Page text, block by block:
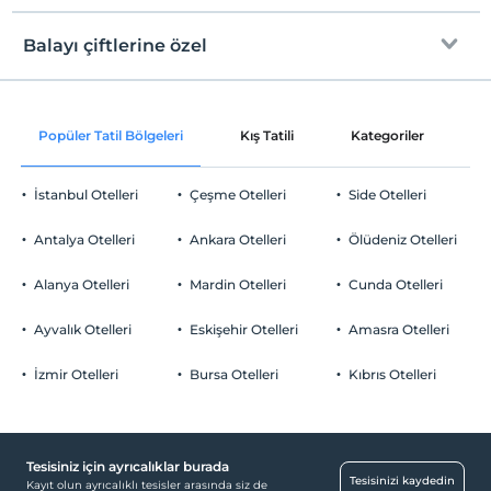
Çocuklar
2 yaşına kadar olan bebekler ücretsizdir.
Ücretsiz Wi-fi
Otopark (Tesis bünyesinde)
Transfer servisi (ücretli)
Engelli
Check/in
En erken saat 14:00 ve sonrası
Check/out
Evcil Hayvan
Sigara
Çocuklar
Her bir oda için 6 yaşına kadar 1 çocuk ücretsizdir
Balayı çiftlerine özel
Oda süslemesi
Popüler Tatil Bölgeleri Kış Tatili Kategoriler
İstanbul Otelleri
Antalya Otelleri
Alanya Otelleri
Ayvalık Otelleri
İzmir Otelleri
Çeşme Otelleri
Ankara Otelleri
Mardin Otelleri
Eskişehir Otelleri
Bursa Otelleri
Side Otelleri
Ölüdeniz Otelleri
Cunda Otelleri
Amasra Otelleri
Kıbrıs Otelleri
Tesisiniz için ayrıcalıklar burada
Kayıt olun ayrıcalıklı tesisler arasında siz de
Tesisinizi kaydedin